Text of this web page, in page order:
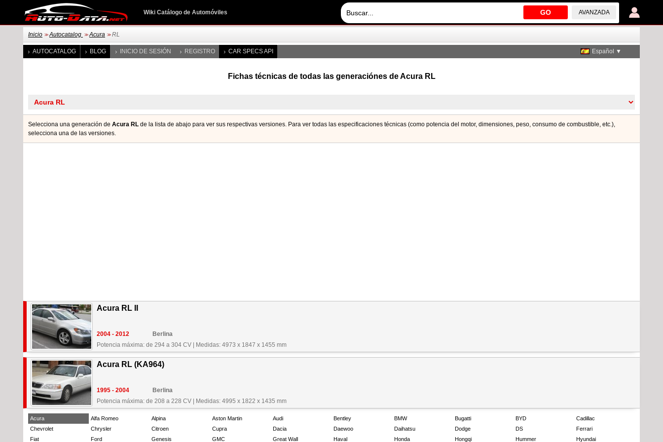
GO AVANZADA
Wiki Catálogo de Automóviles
Inicio >> Autocatalog >> Acura >> RL
AUTOCATALOG BLOG INICIO DE SESIÓN REGISTRO CAR SPECS API Español ▼
Fichas técnicas de todas las generaciónes de Acura RL
Selecciona una generación de Acura RL de la lista de abajo para ver sus respectivas versiones. Para ver todas las especificaciones técnicas (como potencia del motor, dimensiones, peso, consumo de combustible, etc.),
seleccionа una de las versiones.
Acura RL II
2004 - 2012
Berlina
Potencia máxima: de 294 a 304 CV
Medidas: 4973 x 1847 x 1455 mm
Acura RL (KA964)
1995 - 2004
Berlina
Potencia máxima: de 208 a 228 CV
Medidas: 4995 x 1822 x 1435 mm
Acura Alfa Romeo Alpina Aston Martin Audi Bentley BMW Bugatti BYD
Cadillac
Chevrolet
Chrysler Citroen Cupra Dacia Daewoo Daihatsu Dodge DS
Ferrari
Fiat
Ford Genesis GMC Great Wall Haval Honda Hongqi Hummer Hyundai